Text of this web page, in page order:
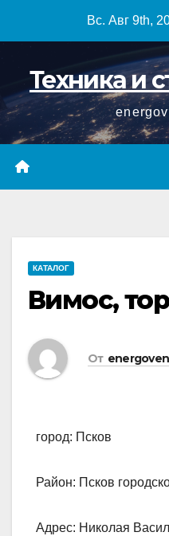
Вс. Авг 9th,
Техника и
КАТАЛОГ
Вимос,
От
город: Псков
Район: Псков
Адрес: Николая